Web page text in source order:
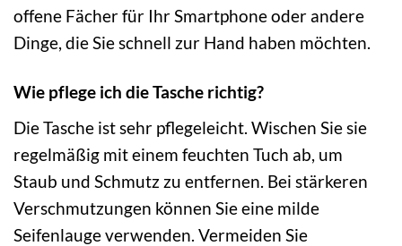
offene Fächer für Ihr Smartphone oder andere
Dinge, die Sie schnell zur Hand haben möchten.
Wie pflege ich die Tasche richtig?
Die Tasche ist sehr pflegeleicht. Wischen Sie sie
regelmäßig mit einem feuchten Tuch ab, um
Staub und Schmutz zu entfernen. Bei stärkeren
Verschmutzungen können Sie eine milde
Seifenlauge verwenden. Vermeiden Sie